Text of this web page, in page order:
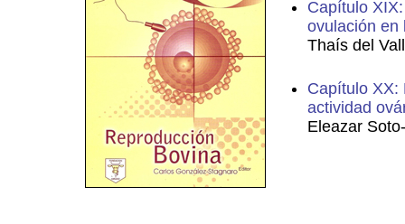
Capítulo
ovulación en
Thaís del
Capítulo XX:
actividad
Eleazar